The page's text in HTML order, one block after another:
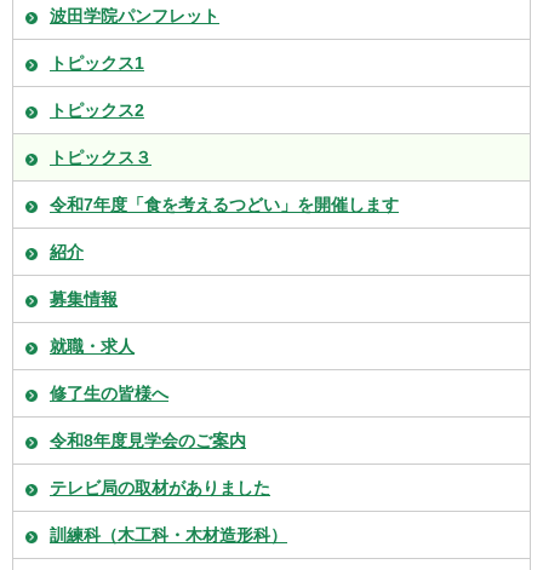
波田学院パンフレット
トピックス1
トピックス2
トピックス３
令和7年度「食を考えるつどい」を開催します
紹介
募集情報
就職・求人
修了生の皆様へ
令和8年度見学会のご案内
テレビ局の取材がありました
訓練科（木工科・木材造形科）